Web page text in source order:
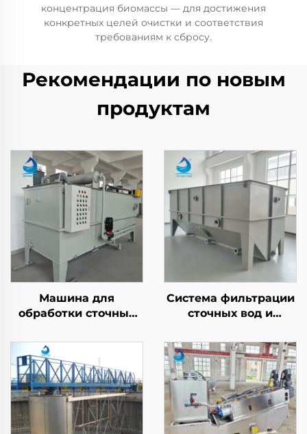
концентрация биомассы — для достижения
конкретных целей очистки и соответствия
требованиям к сбросу.
Рекомендации по новым
продуктам
Машина для
обработки сточных
флотации с
растворённым
воздухом для
удаления ХПК/ВВ на
установках очистки
сточных вод DAF
Система фильтрации
сточных вод и
воды по методу CPI с
насосом PLC и
электродвигателем